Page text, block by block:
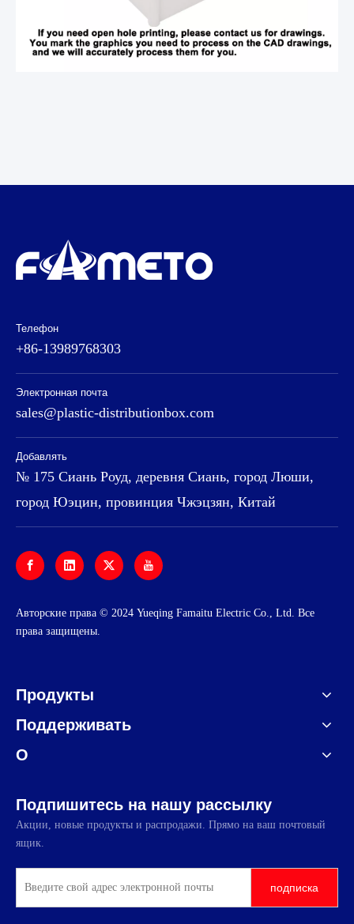
Телефон
+86-13989768303
Электронная почта
sales@plastic-distributionbox.com
Добавлять
№ 175 Сиань Роуд, деревня Сиань, город Люши,
город Юэцин, провинция Чжэцзян, Китай
Авторские права © 2024 Yueqing Famaitu Electric Co., Ltd. Все
права защищены.
Продукты
Поддерживать
О
Подпишитесь на нашу рассылку
Акции, новые продукты и распродажи. Прямо на ваш почтовый
ящик.
подписка